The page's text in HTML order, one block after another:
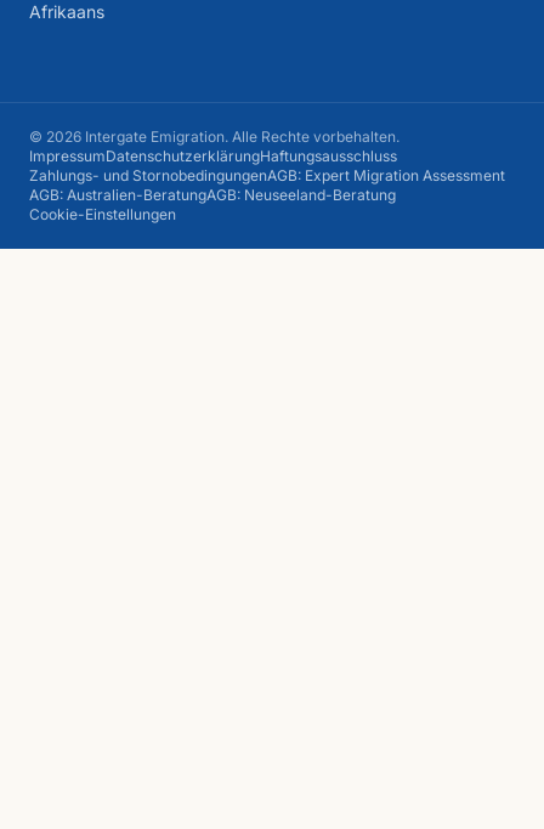
Afrikaans
© 2026 Intergate Emigration. Alle Rechte vorbehalten.
ImpressumDatenschutzerklärungHaftungsausschluss
Zahlungs- und StornobedingungenAGB: Expert Migration Assessment
AGB: Australien-BeratungAGB: Neuseeland-Beratung
Cookie-Einstellungen